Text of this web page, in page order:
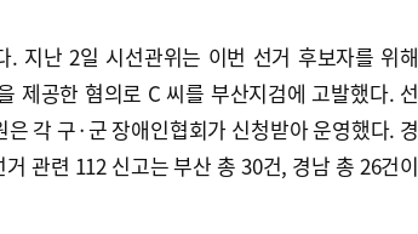
지난 2일 시선관위는 이번 선거 후보자를 위해
제공한 혐의로 C 씨를 부산지검에 고발했다. 선
각 구·군 장애인협회가 신청받아 운영했다. 경
관련 112 신고는 부산 총 30건, 경남 총 26건이